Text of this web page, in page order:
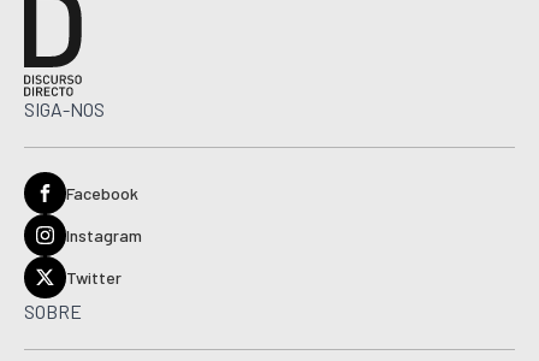
SIGA-NOS
Facebook
Instagram
Twitter
SOBRE